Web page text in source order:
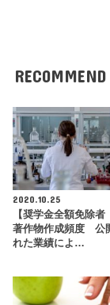
RECOMMEND
2020.10.25
【奨学金全額免除
著作物作成頻度 公
れた業績によ…